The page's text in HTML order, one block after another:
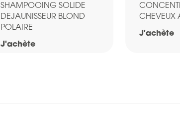
SHAMPOOING SOLIDE
DEJAUNISSEUR BLOND
POLAIRE
J'achète
CHEVEUX
J'achète